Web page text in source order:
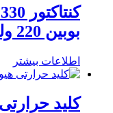
بوبین 220 ولت
اطلاعات بیشتر
کلید حرارتی